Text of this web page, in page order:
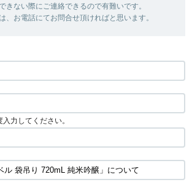
きない際にご連絡できるので有難いです。
、お電話にてお問合せ頂ければと思います。
力してください。